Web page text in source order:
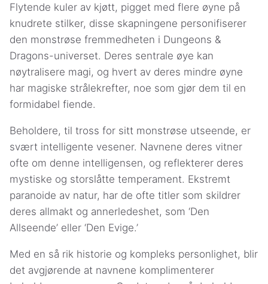
Flytende kuler av kjøtt, pigget med flere øyne på
knudrete stilker, disse skapningene personifiserer
den monstrøse fremmedheten i Dungeons &
Dragons-universet. Deres sentrale øye kan
nøytralisere magi, og hvert av deres mindre øyne
har magiske strålekrefter, noe som gjør dem til en
formidabel fiende.
Beholdere, til tross for sitt monstrøse utseende, er
svært intelligente vesener. Navnene deres vitner
ofte om denne intelligensen, og reflekterer deres
mystiske og storslåtte temperament. Ekstremt
paranoide av natur, har de ofte titler som skildrer
deres allmakt og annerledeshet, som ‘Den
Allseende’ eller ‘Den Evige.’
Med en så rik historie og kompleks personlighet, blir
det avgjørende at navnene komplimenterer